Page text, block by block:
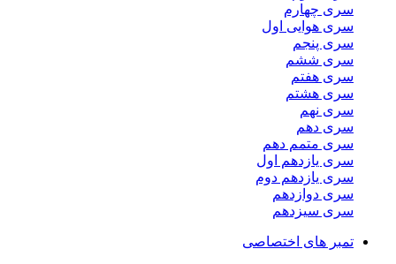
سری چهارم
سری هوایی اول
سری پنجم
سری ششم
سری هفتم
سری هشتم
سری نهم
سری دهم
سری متمم دهم
سری یازدهم اول
سری یازدهم دوم
سری دوازدهم
سری سیزدهم
تمبر های اختصاصی